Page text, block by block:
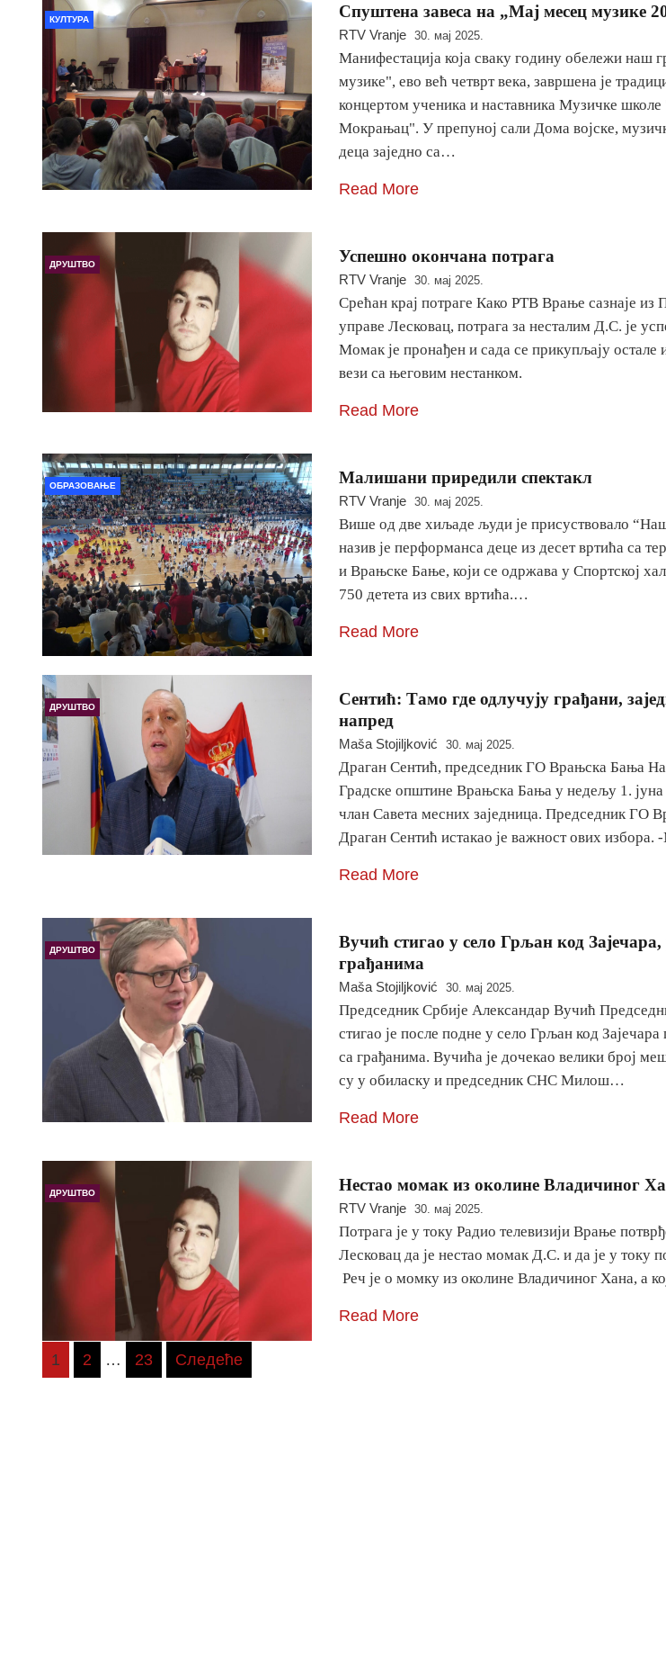
КУЛТУРА Спуштена завеса на „Мај месец музике
RTV Vranje 30. мај 2025.
Манифестација која сваку годину обележи наш
музике", ево већ четврт века, завршена је
концертом ученика и наставника Музичке школе
Мокрањац". У препуној сали Дома војске,
деца заједно са…
Read More
ДРУШТВО Успешно окончана потрага
RTV Vranje 30. мај 2025.
Срећан крај потраге Како РТВ Врање сазнаје из
управе Лесковац, потрага за несталим Д.С. је
Момак је пронађен и сада се прикупљају остале
вези са његовим нестанком.
Read More
ОБРАЗОВАЊЕ Малишани приредили спектакл
RTV Vranje 30. мај 2025.
Више од две хиљаде људи је присуствовало
назив је перформанса деце из десет вртића са
и Врањске Бање, који се одржава у Спортској
750 детета из свих вртића.…
Read More
ДРУШТВО
Сентић: Тамо где одлучују грађани,
напред
Maša Stojiljković 30. мај 2025.
Драган Сентић, председник ГО Врањска Бања
Градске општине Врањска Бања у недељу 1. јуна
члан Савета месних заједница. Председник ГО
Драган Сентић истакао је важност ових
Read More
ДРУШТВО
Вучић стигао у село Грљан код Зајечара,
грађанима
Maša Stojiljković 30. мај 2025.
Председник Србије Александар Вучић
стигао је после подне у село Грљан код Зајечара
са грађанима. Вучића је дочекао велики број
су у обиласку и председник СНС Милош…
Read More
ДРУШТВО Нестао момак из околине Владичиног
RTV Vranje 30. мај 2025.
Потрага је у току Радио телевизији Врање
Лесковац да је нестао момак Д.С. и да је у току
Реч је о момку из околине Владичиног Хана, а
Read More
Пагинација
1 2 … 23 Следеће